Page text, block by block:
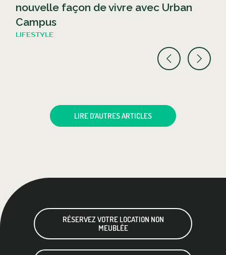
nouvelle façon de vivre avec Urban
Campus
LIFESTYLE
LIRE D'AUTRES ARTICLES
RÉSERVEZ VOTRE LOCATION NON
MEUBLÉE